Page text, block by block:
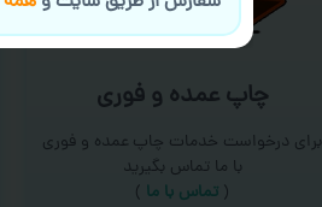
چاپ عمده و فوری
برای درخواست خدمات چاپ عمده و فوری
با ما تماس بگیرید
( تماس با ما )